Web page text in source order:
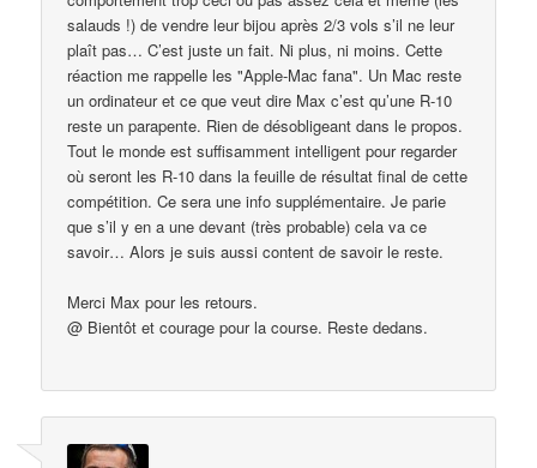
salauds !) de vendre leur bijou après 2/3 vols s’il ne leur
plaît pas… C’est juste un fait. Ni plus, ni moins. Cette
réaction me rappelle les "Apple-Mac fana". Un Mac reste
un ordinateur et ce que veut dire Max c’est qu’une R-10
reste un parapente. Rien de désobligeant dans le propos.
Tout le monde est suffisamment intelligent pour regarder
où seront les R-10 dans la feuille de résultat final de cette
compétition. Ce sera une info supplémentaire. Je parie
que s’il y en a une devant (très probable) cela va ce
savoir… Alors je suis aussi content de savoir le reste.
Merci Max pour les retours.
@ Bientôt et courage pour la course. Reste dedans.